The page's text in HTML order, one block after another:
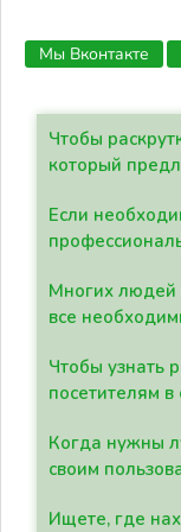
Мы Вконтакте
Чтобы
который
Если
Многих людей
все
Чтобы узнать
посетителям
Когда нужны
своим
Ищете, где